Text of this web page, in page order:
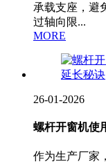
承载支座，避
过轴向限...
MORE
26-01-2026
螺杆开窗机使
作为生产厂家